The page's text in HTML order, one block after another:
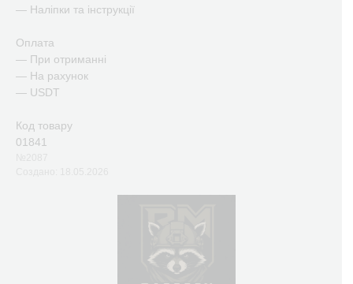
— Наліпки та інструкції
Оплата
— При отриманні
— На рахунок
— USDT
Код товару
01841